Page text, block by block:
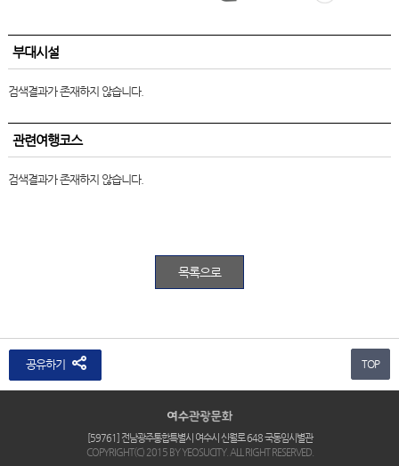
부대시설
검색결과가 존재하지 않습니다.
관련여행코스
검색결과가 존재하지 않습니다.
목록으로
공유하기 TOP
[59761] 전남광주통합특별시 여수시 신월로 648 국동임시별관
COPYRIGHT(C) 2015 BY YEOSUCITY. ALL RIGHT RESERVED.